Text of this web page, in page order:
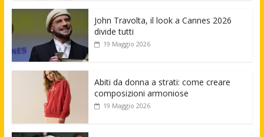
John Travolta, il look a Cannes 2026
divide tutti
19 Maggio 2026
Abiti da donna a strati: come creare
composizioni armoniose
19 Maggio 2026